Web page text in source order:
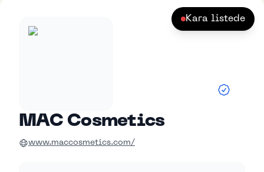
Kara listede
MAC Cosmetics
www.maccosmetics.com/